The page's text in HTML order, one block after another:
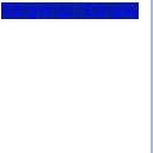
Đăng nhập / Đăng ký